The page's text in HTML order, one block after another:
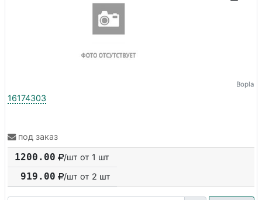
Bopla
16174303
под заказ
1200.00 /шт от 1 шт
919.00 /шт от 2 шт